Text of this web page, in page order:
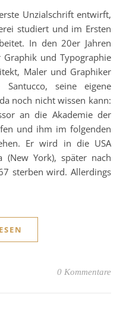
studiert und im Ersten
In den 20er Jahren
und Typographie
Maler und Graphiker
seine eigene
noch nicht wissen kann:
an die Akademie der
und ihm im folgenden
Er wird in die USA
(New York), später nach
sterben wird. Allerdings
0 Kommentare